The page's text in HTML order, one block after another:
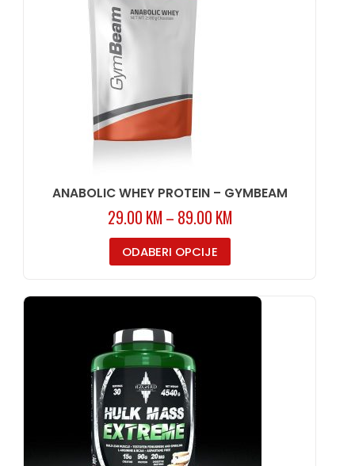
ANABOLIC WHEY PROTEIN – GYMBEAM
29.00 KM – 89.00 KM
ODABERI OPCIJE